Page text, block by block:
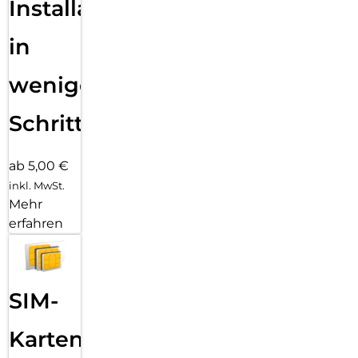
Installation
in
wenigen
Schritten
ab 5,00 €
inkl. MwSt.
Mehr
erfahren
SIM-
Karten